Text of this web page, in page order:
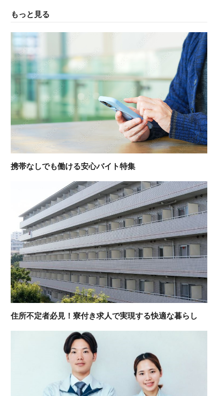
もっと見る
携帯なしでも働ける安心バイト特集
住所不定者必見！寮付き求人で実現する快適な暮らし